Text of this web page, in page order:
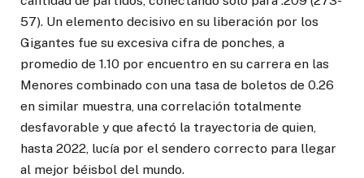
57). Un elemento decisivo en su liberación por los
Gigantes fue su excesiva cifra de ponches, a
promedio de 1.10 por encuentro en su carrera en las
Menores combinado con una tasa de boletos de 0.26
en similar muestra, una correlación totalmente
desfavorable y que afectó la trayectoria de quien,
hasta 2022, lucía por el sendero correcto para llegar
al mejor béisbol del mundo.